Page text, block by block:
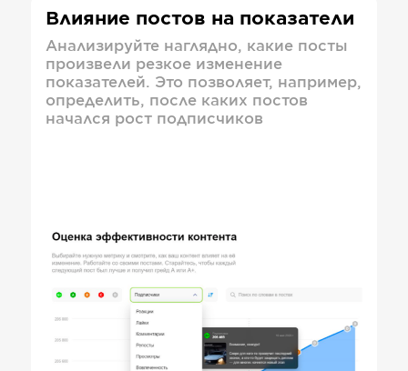
Влияние постов на показатели
Анализируйте наглядно, какие посты
произвели резкое изменение
показателей. Это позволяет, например,
определить, после каких постов
начался рост подписчиков